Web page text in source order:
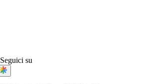
Seguici su